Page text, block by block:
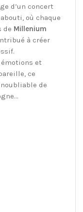
d’un concert
où chaque
de Millenium
à créer
et
ce
de